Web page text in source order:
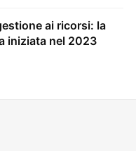
ai ricorsi: la
iniziata nel 2023